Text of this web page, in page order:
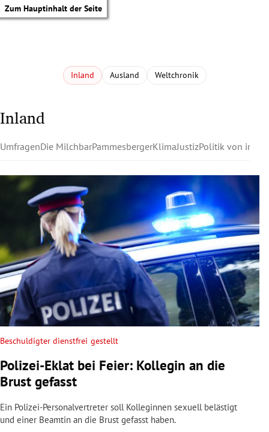
Zum Hauptinhalt der Seite
Untermenü
Untermenü
Untermenü
Untermenü
Untermenü
Untermenü
Inland Ausland Weltchronik
Inland
UmfragenDie MilchbarPammesbergerKlimaJustizPolitik von innen
Beschuldigter dienstfrei gestellt
Polizei-Eklat bei Feier: Kollegin an die
Brust gefasst
Ein Polizei-Personalvertreter soll Kolleginnen sexuell belästigt
und einer Beamtin an die Brust gefasst haben.